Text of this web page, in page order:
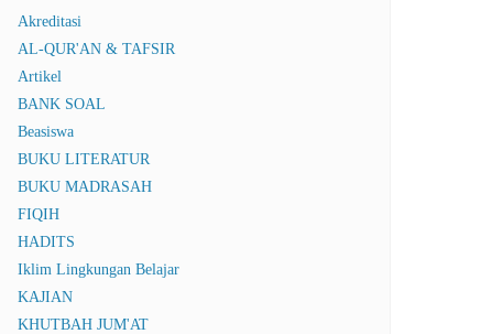
Akreditasi
AL-QUR'AN & TAFSIR
Artikel
BANK SOAL
Beasiswa
BUKU LITERATUR
BUKU MADRASAH
FIQIH
HADITS
Iklim Lingkungan Belajar
KAJIAN
KHUTBAH JUM'AT